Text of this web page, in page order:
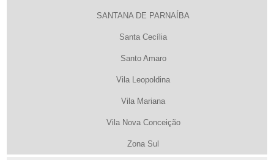
SANTANA DE PARNAÍBA
Santa Cecília
Santo Amaro
Vila Leopoldina
Vila Mariana
Vila Nova Conceição
Zona Sul